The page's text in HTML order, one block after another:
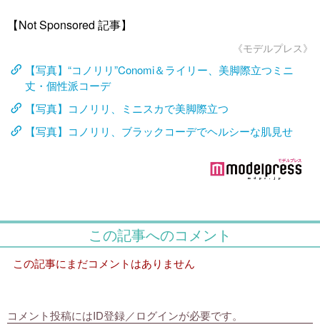
【Not Sponsored 記事】
《モデルプレス》
【写真】“コノリリ”Conomi＆ライリー、美脚際立つミニ
丈・個性派コーデ
【写真】コノリリ、ミニスカで美脚際立つ
【写真】コノリリ、ブラックコーデでヘルシーな肌見せ